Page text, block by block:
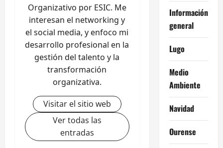
Organizativo por ESIC. Me
interesan el networking y
el social media, y enfoco mi
desarrollo profesional en la
gestión del talento y la
transformación
organizativa.
Visitar el sitio web
Ver todas las
entradas
Información
general
Lugo
Medio
Ambiente
Navidad
Ourense